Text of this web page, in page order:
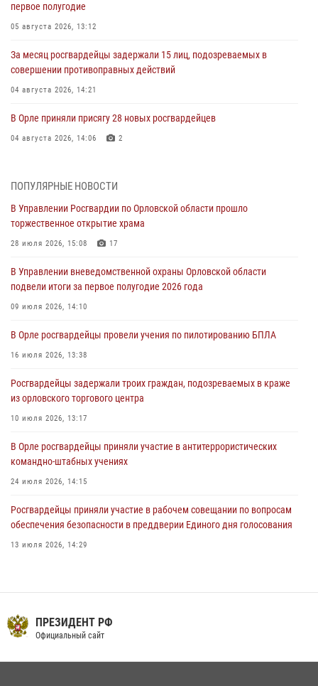
первое полугодие
05 августа 2026, 13:12
За месяц росгвардейцы задержали 15 лиц, подозреваемых в
совершении противоправных действий
04 августа 2026, 14:21
В Орле приняли присягу 28 новых росгвардейцев
04 августа 2026, 14:06 2
предоставлении госуслуг
Росгвардейцы обеспечили безопасность во время празднования
Дня ВДВ
В Орле росгвардейцы приняли участие в учениях на избирательном
участке
Жительница Мценска сдала в Росгвардию незарегистрированное
31 июля 2026, 13:16
ПОПУЛЯРНЫЕ НОВОСТИ
В Управлении Росгвардии по Орловской области прошло
торжественное открытие храма
28 июля 2026, 15:08 17
В Управлении вневедомственной охраны Орловской области
подвели итоги за первое полугодие 2026 года
09 июля 2026, 14:10
В Орле росгвардейцы провели учения по пилотированию БПЛА
16 июля 2026, 13:38
Росгвардейцы задержали троих граждан, подозреваемых в краже
из орловского торгового центра
10 июля 2026, 13:17
В Орле росгвардейцы приняли участие в антитеррористических
командно-штабных учениях
24 июля 2026, 14:15
Росгвардейцы приняли участие в рабочем совещании по вопросам
обеспечения безопасности в преддверии Единого дня голосования
13 июля 2026, 14:29
16 июля 2026, 13:34
На брифинге росгвардейцы рассказали орловцам об изменениях в
законодательстве, регулирующем оборот оружия
ПРЕЗИДЕНТ РФ
Официальный сайт